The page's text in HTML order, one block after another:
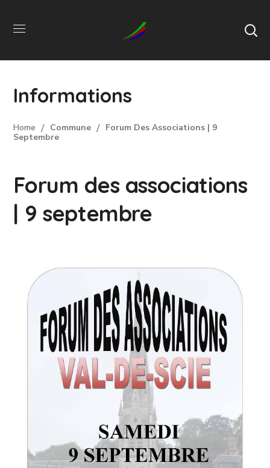
Informations
Home Commune
Forum Des Associations | 9
Septembre
Forum des associations
| 9 septembre